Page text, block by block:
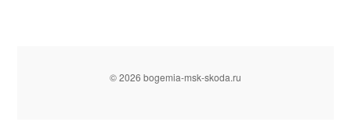
© 2026 bogemia-msk-skoda.ru